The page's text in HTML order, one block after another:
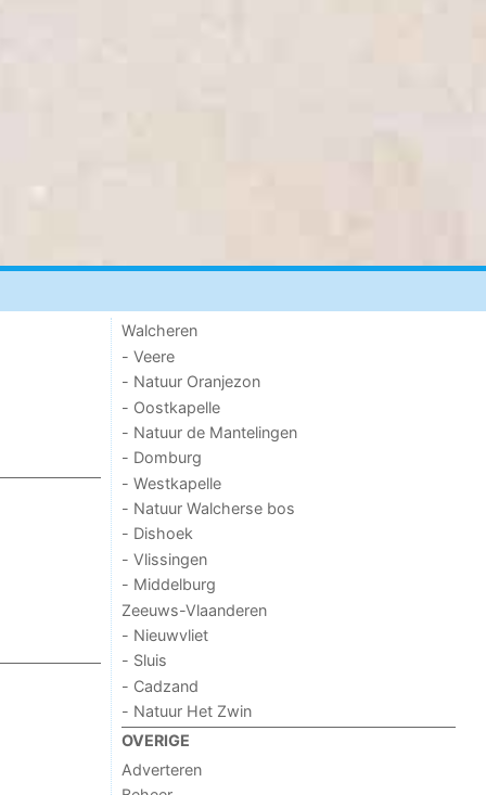
Walcheren
- Veere
- Natuur Oranjezon
- Oostkapelle
- Natuur de Mantelingen
- Domburg
- Westkapelle
- Natuur Walcherse bos
- Dishoek
- Vlissingen
- Middelburg
Zeeuws-Vlaanderen
- Nieuwvliet
- Sluis
- Cadzand
- Natuur Het Zwin
OVERIGE
Adverteren